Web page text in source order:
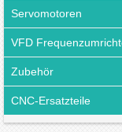
Servomotoren
VFD
Zubehör
CNC-Ersatzteile